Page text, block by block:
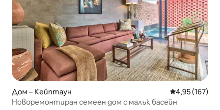
Дом – Кейптаун Средна
4,95 (167)
Новоремонтиран семеен дом с малък басейн